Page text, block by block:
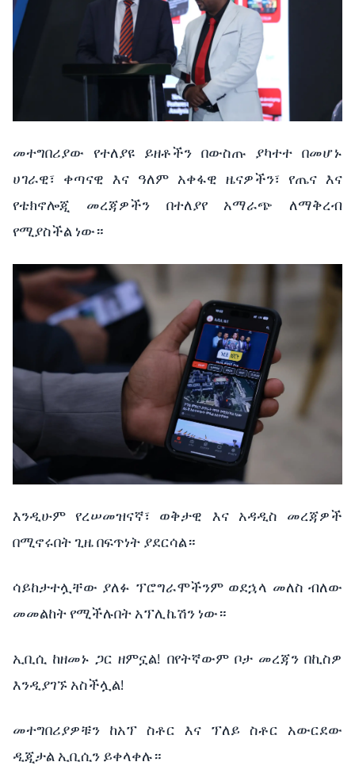
መተግበሪያው የተለያዩ ይዘቶችን በውስጡ ያካተተ በመሆኑ
ሀገራዊ፣ ቀጣናዊ እና ዓለም አቀፋዊ ዜናዎችን፣ የጤና እና
የቴክኖሎጂ መረጃዎችን በተለያየ አማራጭ ለማቅረብ
የሚያስችል ነው።
እንዲሁም የረሠመዝናኛ፣ ወቅታዊ እና አዳዲስ መረጃዎች
በሚኖሩበት ጊዜ በፍጥነት ያደርሳል።
ሳይከታተሏቸው ያለፉ ፕሮግራሞችንም ወደኋላ መለስ ብለው
መመልከት የሚችሉበት አፕሊኬሽን ነው።
ኢቢሲ ከዘመኑ ጋር ዘምኗል! በየትኛውም ቦታ መረጃን በኪስዎ
እንዲያገኙ አስችሏል!
መተግበሪያዎቹን ከአፕ ስቶር እና ፕለይ ስቶር አውርደው
ዲጂታል ኢቢሲን ይቀላቀሉ።